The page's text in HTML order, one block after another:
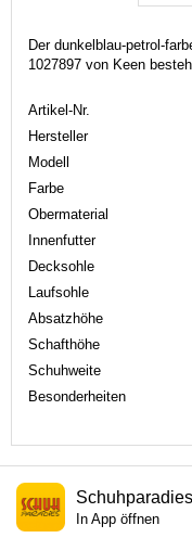
Der dunkelblau-petrol-
1027897 von Keen
Artikel-Nr.
Hersteller
Modell
Farbe
Obermaterial
Innenfutter
Decksohle
Laufsohle
Absatzhöhe
Schafthöhe
Schuhweite
Besonderheiten
Schuhparadies
In App öffnen